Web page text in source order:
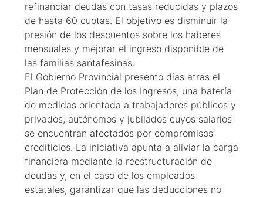
refinanciar deudas con tasas reducidas y plazos
de hasta 60 cuotas. El objetivo es disminuir la
presión de los descuentos sobre los haberes
mensuales y mejorar el ingreso disponible de
las familias santafesinas.
El Gobierno Provincial presentó días atrás el
Plan de Protección de los Ingresos, una batería
de medidas orientada a trabajadores públicos y
privados, autónomos y jubilados cuyos salarios
se encuentran afectados por compromisos
crediticios. La iniciativa apunta a aliviar la carga
financiera mediante la reestructuración de
deudas y, en el caso de los empleados
estatales, garantizar que las deducciones no